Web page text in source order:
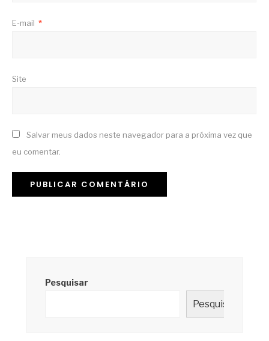
E-mail *
Site
Salvar meus dados neste navegador para a próxima vez que
eu comentar.
Pesquisar
Pesquisar